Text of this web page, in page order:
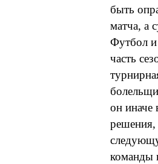
быть
матча, а
Футбол и
часть
он иначе
решения,
команды